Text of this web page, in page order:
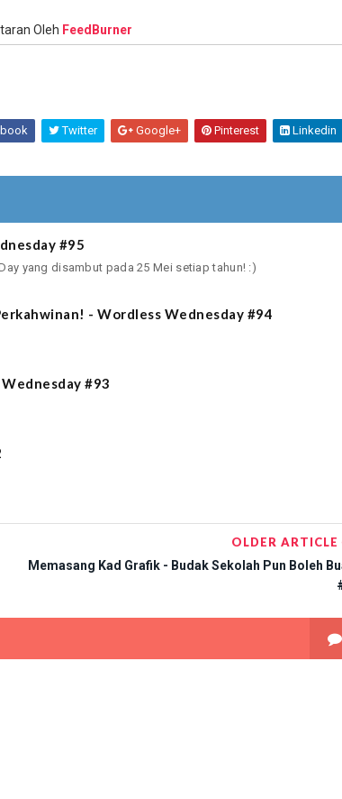
Oleh FeedBurner
Twitter Google+ Pinterest Linkedin
#95
yang disambut pada 25 Mei setiap tahun! :)
- Wordless Wednesday #94
#93
OLDER ARTICLE
Memasang Kad Grafik - Budak Sekolah Pun Boleh